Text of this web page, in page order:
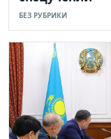
БЕЗ РУБРИКИ